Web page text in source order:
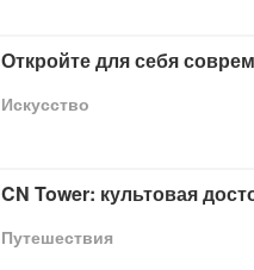
Откройте для себя
Искусство
CN Tower: культовая
Путешествия